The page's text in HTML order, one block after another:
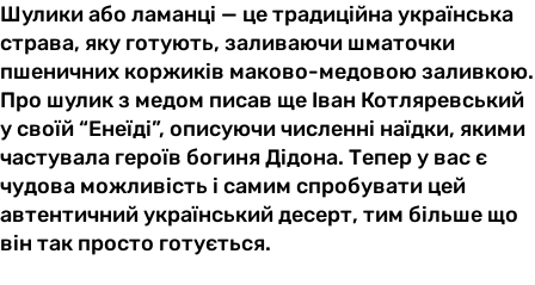
Шулики або ламанці — це традиційна українська
страва, яку готують, заливаючи шматочки
пшеничних коржиків маково-медовою заливкою.
Про шулик з медом писав ще Іван Котляревський
у своїй “Енеїді”, описуючи численні наїдки, якими
частувала героїв богиня Дідона. Тепер у вас є
чудова можливість і самим спробувати цей
автентичний український десерт, тим більше що
він так просто готується.